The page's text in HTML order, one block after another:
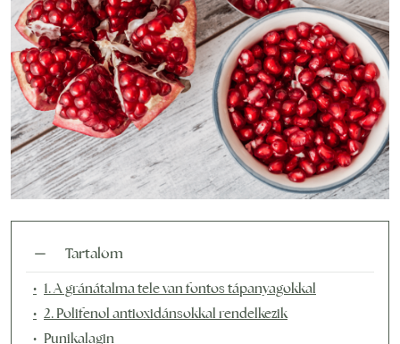
Tartalom
1. A gránátalma tele van fontos tápanyagokkal
2. Polifenol antioxidánsokkal rendelkezik
Punikalagin